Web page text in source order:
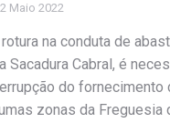
Maio 2022
na conduta de
Sacadura Cabral, é
do fornecimento
zonas da Freguesia